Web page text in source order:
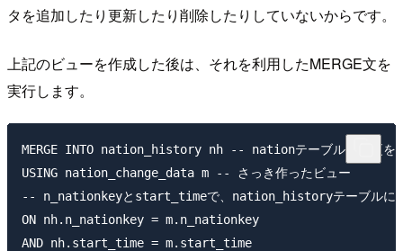
タを追加したり更新したり削除したりしていないからです。
上記のビューを作成した後は、それを利用したMERGE文を
実行します。
MERGE INTO nation_history nh -- nationテーブルの変更をマ
USING nation_change_data m -- さっき作ったビュー
-- n_nationkeyとstart_timeで、nation_historyテーブルに一
ON nh.n_nationkey = m.n_nationkey
AND nh.start_time = m.start_time